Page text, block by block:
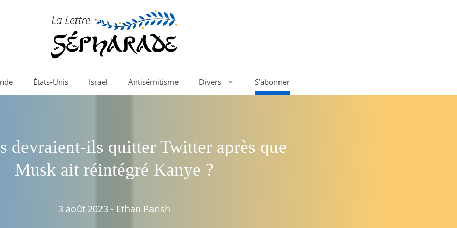
États-Unis Israël Antisémitisme Divers S’abonner
devraient-ils quitter Twitter après que
Musk ait réintégré Kanye ?
3 août 2023 - Ethan Parish